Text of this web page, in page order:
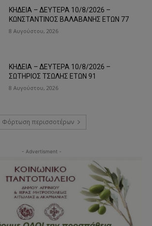
ΚΗΔΕΙΑ – ΔΕΥΤΕΡΑ 10/8/2026 –
ΚΩΝΣΤΑΝΤΙΝΟΣ ΒΑΛΑΒΑΝΗΣ ΕΤΩΝ 77
8 Αυγούστου, 2026
ΚΗΔΕΙΑ – ΔΕΥΤΕΡΑ 10/8/2026 –
ΣΩΤΗΡΙΟΣ ΤΣΩΛΗΣ ΕΤΩΝ 91
8 Αυγούστου, 2026
Φόρτωση περισσοτέρων
- Advertisment -